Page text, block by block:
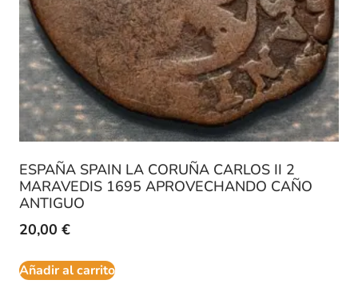
ESPAÑA SPAIN LA CORUÑA CARLOS II 2
MARAVEDIS 1695 APROVECHANDO CAÑO
ANTIGUO
20,00 €
Añadir al carrito